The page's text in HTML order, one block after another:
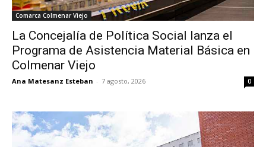
Comarca Colmenar Viejo
La Concejalía de Política Social lanza el
Programa de Asistencia Material Básica en
Colmenar Viejo
Ana Matesanz Esteban - 7 agosto, 2026 0